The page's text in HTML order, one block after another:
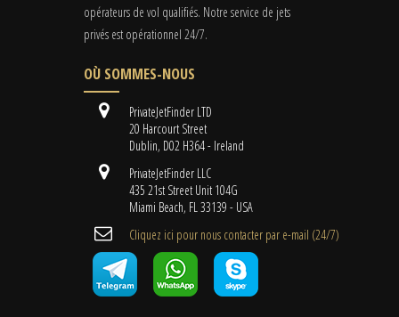
opérateurs de vol qualifiés. Notre service de jets
privés est opérationnel 24/7.
OÙ SOMMES-NOUS
PrivateJetFinder LTD
20 Harcourt Street
Dublin, D02 H364 - Ireland
PrivateJetFinder LLC
435 21st Street Unit 104G
Miami Beach, FL 33139 - USA
Cliquez ici pour nous contacter par e-mail (24/7)